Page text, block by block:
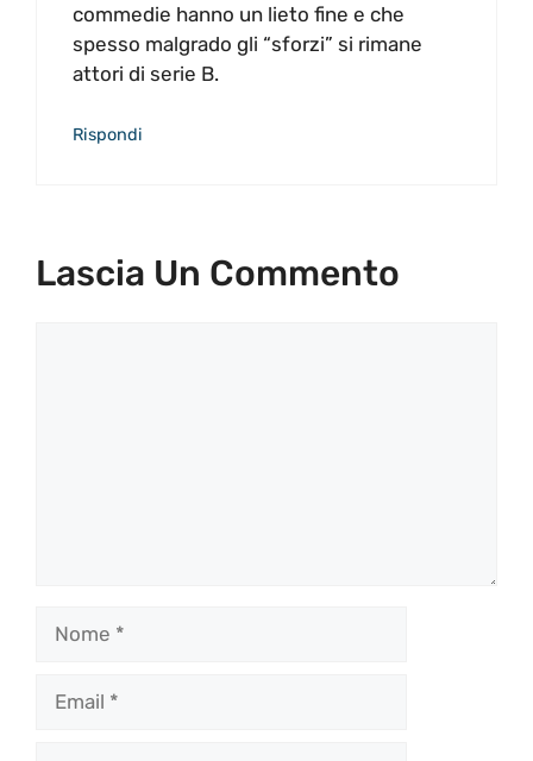
commedie hanno un lieto fine e che
spesso malgrado gli “sforzi” si rimane
attori di serie B.
Rispondi
Lascia Un Commento